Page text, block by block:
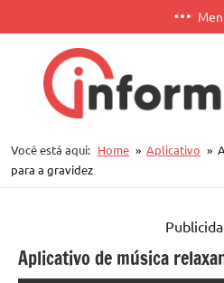
para
conteúdo
Você está aqui: Home Aplicativo
para a gravidez
Aplicativo de música